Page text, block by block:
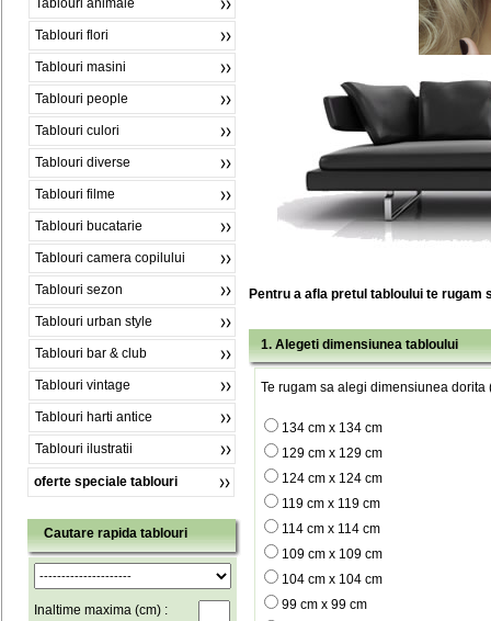
Tablouri animale
Tablouri flori
Tablouri masini
Tablouri people
Tablouri culori
Tablouri diverse
Tablouri filme
Tablouri bucatarie
Tablouri camera copilului
Tablouri sezon
Tablouri urban style
Tablouri bar & club
Tablouri vintage
Tablouri harti antice
Tablouri ilustratii
oferte speciale tablouri
Cautare rapida tablouri
Inaltime maxima (cm) :
Pentru a afla pretul tabloului te rugam
1. Alegeti dimensiunea tabloului
Te rugam sa alegi dimensiunea dorita
134 cm x 134 cm
129 cm x 129 cm
124 cm x 124 cm
119 cm x 119 cm
114 cm x 114 cm
109 cm x 109 cm
104 cm x 104 cm
99 cm x 99 cm